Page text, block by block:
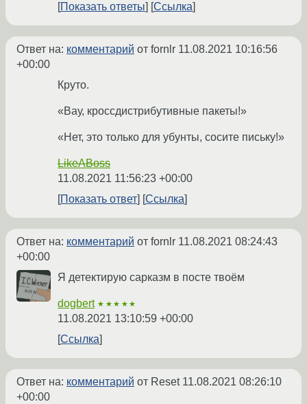
Показать ответы
Ссылка
Ответ на: комментарий от fornlr 11.08.2021 10:16:56
+00:00
Круто.
«Вау, кроссдистрибутивные пакеты!»
«Нет, это только для убунты, сосите письку!»
LikeABoss
11.08.2021 11:56:23 +00:00
Показать ответ
Ссылка
Ответ на: комментарий от fornlr 11.08.2021 08:24:43
+00:00
Я детектирую сарказм в посте твоём
dogbert ★★★★★
11.08.2021 13:10:59 +00:00
Ссылка
Ответ на: комментарий от Reset 11.08.2021 08:26:10
+00:00